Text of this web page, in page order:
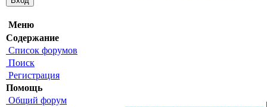
Меню
Содержание
Список форумов
Поиск
Регистрация
Помощь
Общий форум